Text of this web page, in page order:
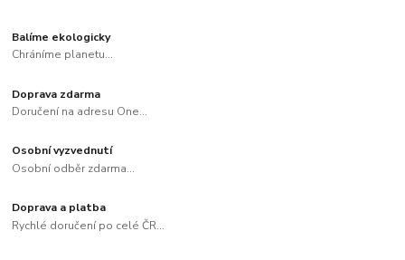
Balíme ekologicky
Chráníme planetu...
Doprava zdarma
Doručení na adresu One...
Osobní vyzvednutí
Osobní odběr zdarma...
Doprava a platba
Rychlé doručení po celé ČR...